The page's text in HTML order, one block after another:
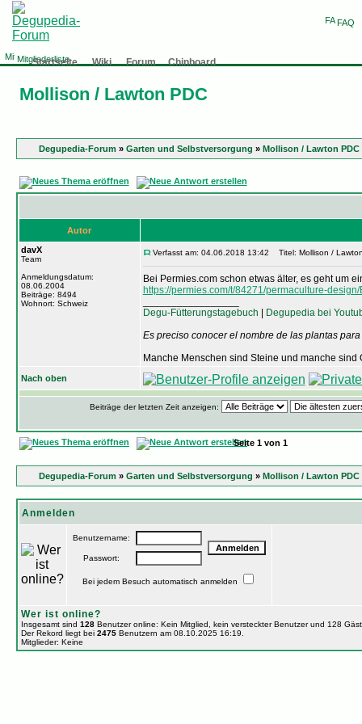
FAQ
Mitgliederliste
Startseite Wiki Forum Chinboard
Mollison / Lawton PDC
Degupedia-Forum » Garten und Selbstversorgung » Mollison / Lawton PDC
Autor
davX
Team
Anmeldungsdatum:
08.06.2004
Beiträge: 8494
Wohnort: Schweiz
Verfasst am: 04.06.2018 13:42 Titel: Mollison /
Bei Permies.com schon etwas älter, es geht um
https://permies.com/t/84271/permaculture-
Degu-Fütterungstagebuch
Degupedia bei
Es preciso conocer el nombre de las plantas
Manche Menschen sind Steine und manche sind
Nach oben
Beiträge der letzten Zeit anzeigen:
Seite 1 von 1
Degupedia-Forum » Garten und Selbstversorgung » Mollison / Lawton PDC
Anmelden
Benutzername:
Passwort:
Bei jedem Besuch automatisch anmelden
Wer ist online?
Insgesamt sind 128Benutzer online: Kein Mitglied, kein versteckter Benutzer und 128
Der Rekord liegt bei 2475Benutzern am 08.10.2025 16:19.
Mitglieder: Keine